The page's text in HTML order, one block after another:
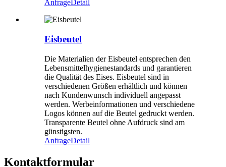
AnfrageDetail
Eisbeutel
Die Materialien der Eisbeutel entsprechen den
Lebensmittelhygienestandards und garantieren
die Qualität des Eises. Eisbeutel sind in
verschiedenen Größen erhältlich und können
nach Kundenwunsch individuell angepasst
werden. Werbeinformationen und verschiedene
Logos können auf die Beutel gedruckt werden.
Transparente Beutel ohne Aufdruck sind am
günstigsten.
AnfrageDetail
Kontaktformular